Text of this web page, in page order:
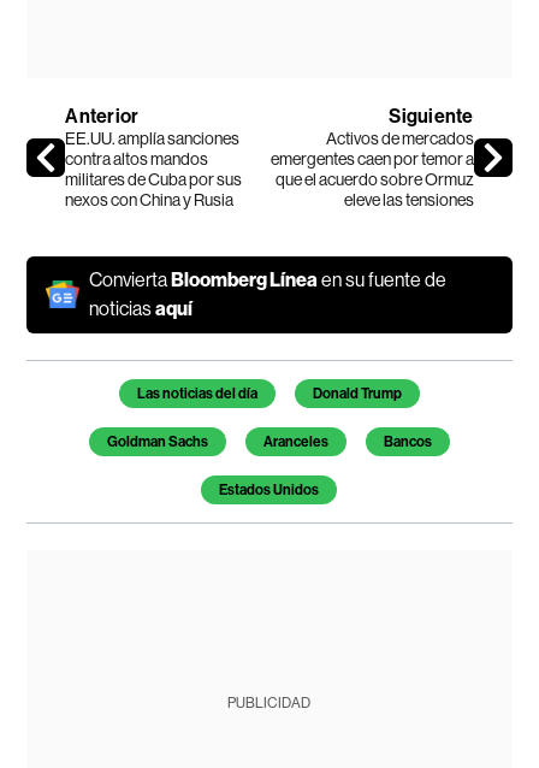
Anterior
EE.UU. amplía sanciones
contra altos mandos
militares de Cuba por sus
nexos con China y Rusia
Siguiente
Activos de mercados
emergentes caen por temor a
que el acuerdo sobre Ormuz
eleve las tensiones
ConviertaBloomberg Línea en su fuente de
noticiasaquí
Temas de este artículo
Las noticias del día Donald Trump
Goldman Sachs Aranceles Bancos
Estados Unidos
PUBLICIDAD